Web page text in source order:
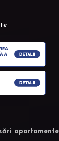
apartamente